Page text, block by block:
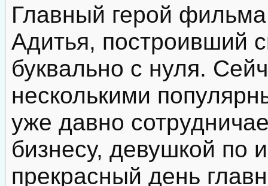
Главный герой
Адитья, построивший
буквально с нуля.
несколькими
уже давно
бизнесу, девушкой по
прекрасный день